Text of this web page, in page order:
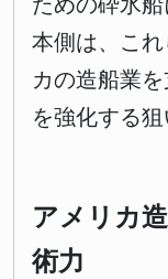
本側は、こ
カの造船業
を強化する狙
アメリカ
術力